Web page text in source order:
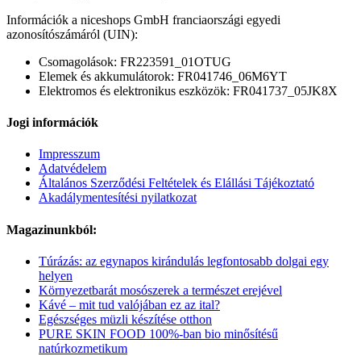
Információk a niceshops GmbH franciaországi egyedi
azonosítószámáról (UIN):
Csomagolások: FR223591_01OTUG
Elemek és akkumulátorok: FR041746_06M6YT
Elektromos és elektronikus eszközök: FR041737_05JK8X
Jogi információk
Impresszum
Adatvédelem
Általános Szerződési Feltételek és Elállási Tájékoztató
Akadálymentesítési nyilatkozat
Magazinunkból:
Túrázás: az egynapos kirándulás legfontosabb dolgai egy
helyen
Környezetbarát mosószerek a természet erejével
Kávé – mit tud valójában ez az ital?
Egészséges müzli készítése otthon
PURE SKIN FOOD 100%-ban bio minősítésű
natúrkozmetikum